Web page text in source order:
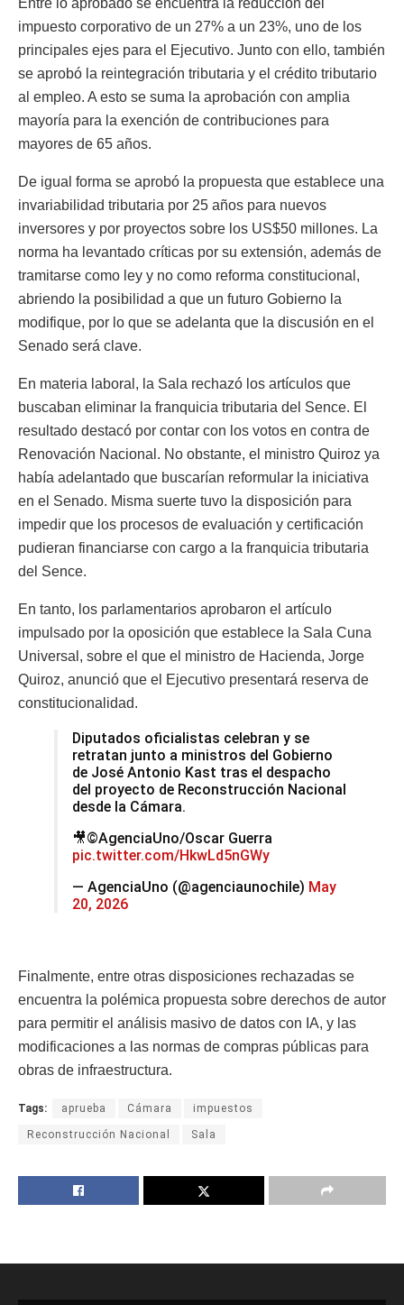
Entre lo aprobado se encuentra la reducción del
impuesto corporativo de un 27% a un 23%, uno de los
principales ejes para el Ejecutivo. Junto con ello, también
se aprobó la reintegración tributaria y el crédito tributario
al empleo. A esto se suma la aprobación con amplia
mayoría para la exención de contribuciones para
mayores de 65 años.
De igual forma se aprobó la propuesta que establece una
invariabilidad tributaria por 25 años para nuevos
inversores y por proyectos sobre los US$50 millones. La
norma ha levantado críticas por su extensión, además de
tramitarse como ley y no como reforma constitucional,
abriendo la posibilidad a que un futuro Gobierno la
modifique, por lo que se adelanta que la discusión en el
Senado será clave.
En materia laboral, la Sala rechazó los artículos que
buscaban eliminar la franquicia tributaria del Sence. El
resultado destacó por contar con los votos en contra de
Renovación Nacional. No obstante, el ministro Quiroz ya
había adelantado que buscarían reformular la iniciativa
en el Senado. Misma suerte tuvo la disposición para
impedir que los procesos de evaluación y certificación
pudieran financiarse con cargo a la franquicia tributaria
del Sence.
En tanto, los parlamentarios aprobaron el artículo
impulsado por la oposición que establece la Sala Cuna
Universal, sobre el que el ministro de Hacienda, Jorge
Quiroz, anunció que el Ejecutivo presentará reserva de
constitucionalidad.
Diputados oficialistas celebran y se
retratan junto a ministros del Gobierno
de José Antonio Kast tras el despacho
del proyecto de Reconstrucción Nacional
desde la Cámara.
🎥©AgenciaUno/Oscar Guerra
pic.twitter.com/HkwLd5nGWy
— AgenciaUno (@agenciaunochile) May
20, 2026
Finalmente, entre otras disposiciones rechazadas se
encuentra la polémica propuesta sobre derechos de autor
para permitir el análisis masivo de datos con IA, y las
modificaciones a las normas de compras públicas para
obras de infraestructura.
Tags: aprueba Cámara impuestos
Reconstrucción Nacional Sala